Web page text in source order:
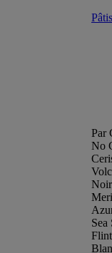
Par
No
Sea
Flint